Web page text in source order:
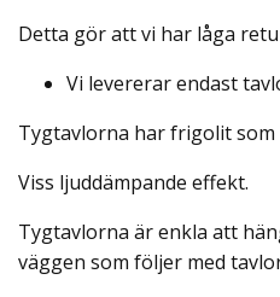
Detta gör att vi har låga
Vi levererar endast
Tygtavlorna har frigolit som
Viss ljuddämpande effekt.
Tygtavlorna är enkla att
väggen som följer med